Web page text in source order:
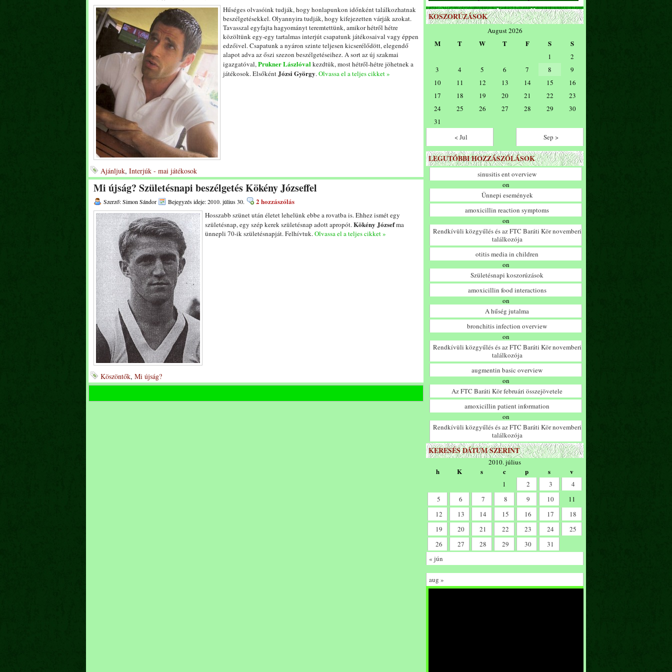
Hűséges olvasóink tudják, hogy honlapunkon időnként találkozhatnak
beszélgetésekkel. Olyannyira tudják, hogy kifejezetten várják azokat.
Tavasszal egyfajta hagyományt teremtettünk, amikor hétről hétre
közöltünk egy-egy tartalmas interjút csapatunk játékosaival vagy éppen
edzőivel. Csapatunk a nyáron szinte teljesen kicserélődött, elegendő
alapot adva az őszi szezon beszélgetéseihez. A sort az új szakmai
igazgatóval,Prukner Lászlóvalkezdtük, most hétről-hétre jöhetnek a
játékosok. ElsőkéntJózsi György.Olvassa el a teljes cikket »
Ajánljuk, Interjúk - mai játékosok
Mi újság? Születésnapi beszélgetés Kökény Józseffel
Szerző: Simon Sándor Bejegyzés ideje: 2010. július 30. 2 hozzászólás
Hosszabb szünet után életet lehelünk ebbe a rovatba is. Ehhez ismét egy
születésnap, egy szép kerek születésnap adott apropót.Kökény Józsefma
ünnepli 70-ik születésnapját. Felhívtuk.Olvassa el a teljes cikket »
Köszöntők, Mi újság?
KOSZORÚZÁSOK
August 2026
M T W T F S S
1
2
3
4 5 6 7 8
9
10
11 12 13 14 15
16
17
18 19 20 21 22
23
24
25 26 27 28 29
30
31
< Jul
Sep >
LEGUTÓBBI HOZZÁSZÓLÁSOK
sinusitis ent overview
on
Ünnepi események
amoxicillin reaction symptoms
on
Rendkívüli közgyűlés és az FTC Baráti Kör novemberi
találkozója
otitis media in children
on
Születésnapi koszorúzások
amoxicillin food interactions
on
A hűség jutalma
bronchitis infection overview
on
Rendkívüli közgyűlés és az FTC Baráti Kör novemberi
találkozója
augmentin basic overview
on
Az FTC Baráti Kör februári összejövetele
amoxicillin patient information
on
Rendkívüli közgyűlés és az FTC Baráti Kör novemberi
találkozója
KERESÉS DÁTUM SZERINT
2010. július
h K s c p s v
1 2 3
4
5
6 7 8 9 10
11
12
13 14 15 16 17
18
19
20 21 22 23 24
25
26
27 28 29 30
31
« jún
aug »